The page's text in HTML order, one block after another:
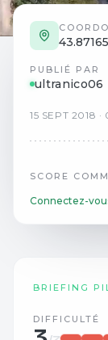
43.87165
PUBLIÉ PAR
ultranico06
15 SEPT 2018 ·
SCORE
Connectez-
BRIEFING
DIFFICULTÉ